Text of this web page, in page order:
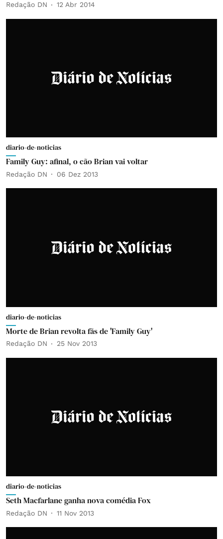
Redação DN 12 Abr 2014
diario-de-noticias
Family Guy: afinal, o cão Brian vai voltar
Redação DN 06 Dez 2013
diario-de-noticias
Morte de Brian revolta fãs de 'Family Guy'
Redação DN 25 Nov 2013
diario-de-noticias
Seth Macfarlane ganha nova comédia Fox
Redação DN 11 Nov 2013